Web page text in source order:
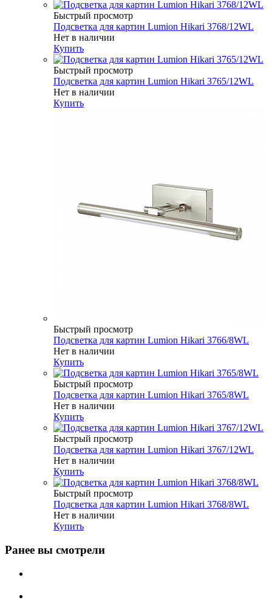
Быстрый просмотр
Подсветка для картин Lumion Hikari 3768/12WL
Нет в наличии
Купить
Быстрый просмотр
Подсветка для картин Lumion Hikari 3765/12WL
Нет в наличии
Купить
Быстрый просмотр
Подсветка для картин Lumion Hikari 3766/8WL
Нет в наличии
Купить
Быстрый просмотр
Подсветка для картин Lumion Hikari 3765/8WL
Нет в наличии
Купить
Быстрый просмотр
Подсветка для картин Lumion Hikari 3767/12WL
Нет в наличии
Купить
Быстрый просмотр
Подсветка для картин Lumion Hikari 3768/8WL
Нет в наличии
Купить
Ранее вы смотрели